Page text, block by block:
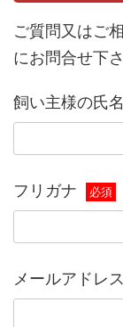
ご質問又はご
にお問合せ下さ
飼い主様の氏名
フリガナ 必須
メールアドレス